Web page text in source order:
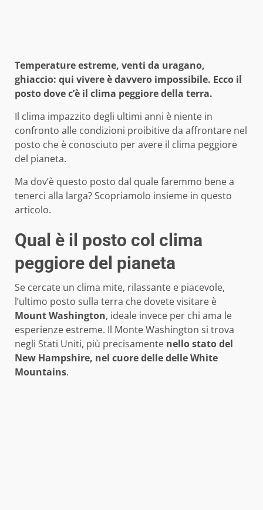
Temperature estreme, venti da uragano,
ghiaccio: qui vivere è davvero impossibile. Ecco il
posto dove c’è il clima peggiore della terra.
Il clima impazzito degli ultimi anni è niente in
confronto alle condizioni proibitive da affrontare nel
posto che è conosciuto per avere il clima peggiore
del pianeta.
Ma dov’è questo posto dal quale faremmo bene a
tenerci alla larga? Scopriamolo insieme in questo
articolo.
Qual è il posto col clima
peggiore del pianeta
Se cercate un clima mite, rilassante e piacevole,
l’ultimo posto sulla terra che dovete visitare è
Mount Washington, ideale invece per chi ama le
esperienze estreme. Il Monte Washington si trova
negli Stati Uniti, più precisamente nello stato del
New Hampshire, nel cuore delle delle White
Mountains.